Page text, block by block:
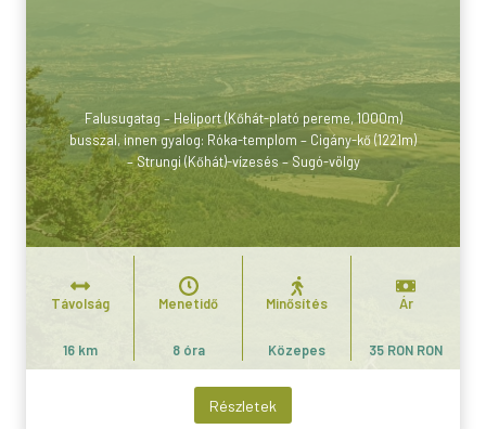
Falusugatag – Heliport (Kőhát-plató pereme, 1000m)
busszal, innen gyalog: Róka-templom – Cigány-kő (1221m)
– Strungi (Kőhát)-vízesés – Sugó-völgy
Távolság
16 km
Menetidő
8 óra
Minősítés
Közepes
Ár
35 RON RON
Részletek